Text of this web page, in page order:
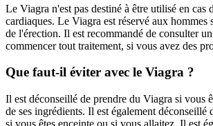
Le Viagra n'est pas destiné à être utilisé en cas
cardiaques. Le Viagra est réservé aux hommes
de l'érection. Il est recommandé de consulter
commencer tout traitement, si vous avez des
Que faut-il éviter avec le Viagra ?
Il est déconseillé de prendre du Viagra si vous
de ses ingrédients. Il est également déconseillé